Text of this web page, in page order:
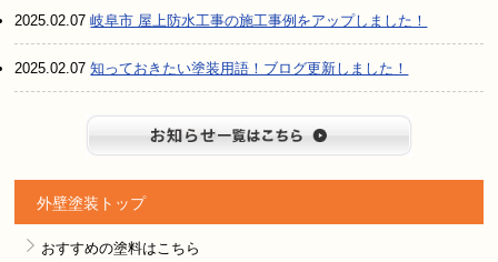
2025.02.07岐阜市 屋上防水工事の施工事例をアップしました！
2025.02.07知っておきたい塗装用語！ブログ更新しました！
外壁塗装トップ
おすすめの塗料はこちら